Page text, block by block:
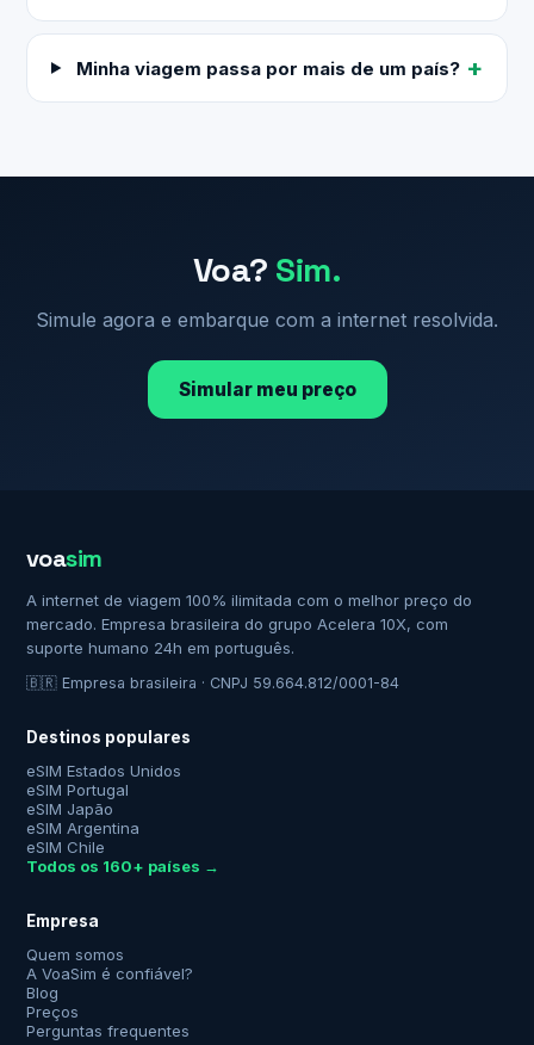
Minha viagem passa por mais de um país?
Voa? Sim.
Simule agora e embarque com a internet resolvida.
Simular meu preço
voasim
A internet de viagem 100% ilimitada com o melhor preço do
mercado. Empresa brasileira do grupo Acelera 10X, com
suporte humano 24h em português.
🇧🇷 Empresa brasileira · CNPJ 59.664.812/0001-84
Destinos populares
eSIM Estados Unidos
eSIM Portugal
eSIM Japão
eSIM Argentina
eSIM Chile
Todos os 160+ países →
Empresa
Quem somos
A VoaSim é confiável?
Blog
Preços
Perguntas frequentes